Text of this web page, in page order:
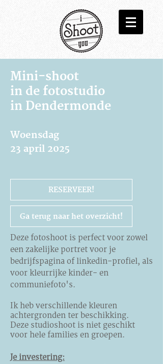
Mini-shoot
in de fotostudio
in Dendermonde
Woensdag
23 april 2025
RESERVEER!
Ga terug naar het overzicht!
Deze fotoshoot is perfect voor zowel
een zakelijke portret voor je
bedrijfspagina of linkedin-profiel, als
voor kleurrijke kinder- en
communiefoto's.
Ik heb verschillende kleuren
achtergronden ter beschikking.
Deze studioshoot is niet geschikt
voor hele families en groepen.
Je investering: